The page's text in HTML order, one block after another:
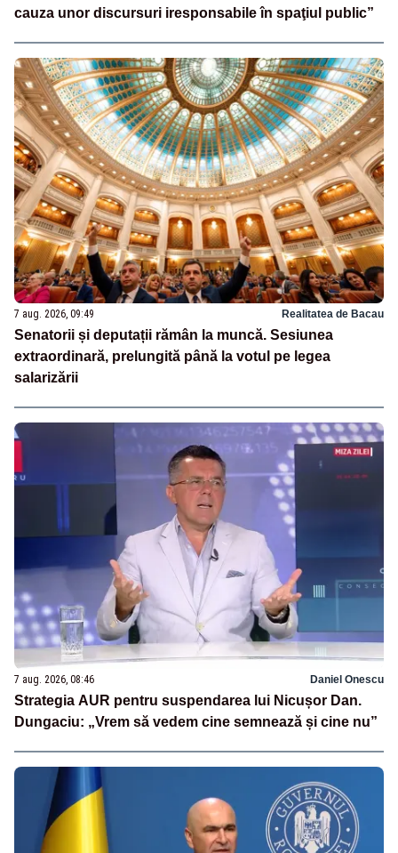
cauza unor discursuri iresponsabile în spaţiul public”
7 aug. 2026, 09:49 Realitatea de Bacau
Senatorii și deputații rămân la muncă. Sesiunea
extraordinară, prelungită până la votul pe legea
salarizării
7 aug. 2026, 08:46 Daniel Onescu
Strategia AUR pentru suspendarea lui Nicușor Dan.
Dungaciu: „Vrem să vedem cine semnează și cine nu”